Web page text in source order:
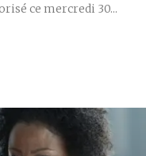
ce mercredi 30...